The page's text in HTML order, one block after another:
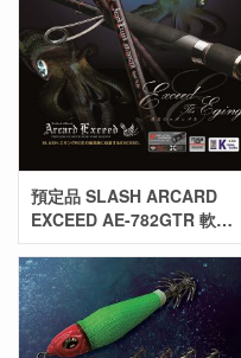
預定品 SLASH ARCARD
EXCEED AE-782GTR 軟絲
竿